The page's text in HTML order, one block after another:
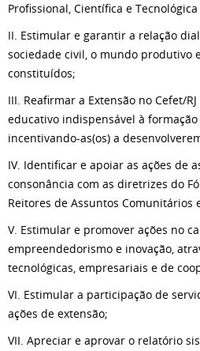
Profissional, Científica e
II. Estimular e garantir a relação
sociedade civil, o mundo produtivo
constituídos;
III. Reafirmar a Extensão no Cefet/
educativo indispensável à
incentivando-as(os) a
IV. Identificar e apoiar as ações de
consonância com as diretrizes do
Reitores de Assuntos Comunitários
V. Estimular e promover ações no
empreendedorismo e inovação,
tecnológicas, empresariais e de
VI. Estimular a participação de
ações de extensão;
VII. Apreciar e aprovar o relatório